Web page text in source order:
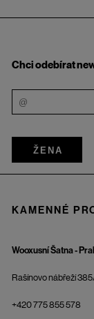
Chci odebírat
ŽENA
KAMENNÉ
Wooxusní Šatna -
Rašínovo nábřeží
+420 775 855 578